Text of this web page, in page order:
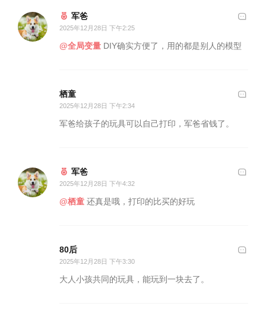
军爸
2025年12月28日 下午2:25
@全局变量 DIY确实方便了，用的都是别人的模型
栖童
2025年12月28日 下午2:34
军爸给孩子的玩具可以自己打印，军爸省钱了。
军爸
2025年12月28日 下午4:32
@栖童 还真是哦，打印的比买的好玩
80后
2025年12月28日 下午3:30
大人小孩共同的玩具，能玩到一块去了。